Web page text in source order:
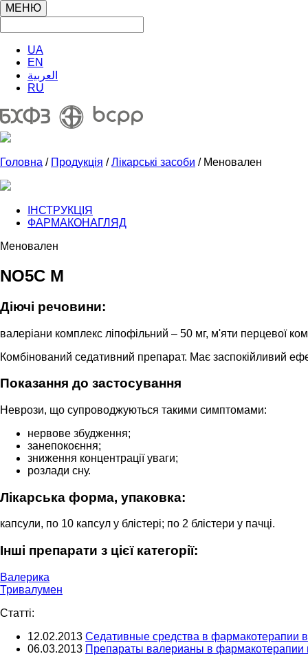
МЕНЮ
UA
EN
العربية
RU
Головна / Продукція /Лікарські засоби / Меновален
ІНСТРУКЦІЯ
ФАРМАКОНАГЛЯД
Меновален
NO5C M
Діючі речовини:
валеріани комплекс ліпофільний – 50 мг, м'яти перцевої
Комбінований седативний препарат. Має заспокійливий
Показання до застосування
Неврози, що супроводжуються такими симптомами:
нервове збудження;
занепокоєння;
зниження концентрації уваги;
розлади сну.
Лікарська форма, упаковка:
капсули, по 10 капсул у блістері; по 2 блістери у пачці.
Інші препарати з цієї категорії:
Валерика
Тривалумен
Cтатті:
12.02.2013 Седативные средства в фармакотерапии
06.03.2013 Препараты валерианы в фармакотерапии